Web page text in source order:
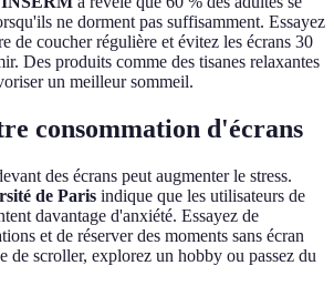
ne dorment pas suffisamment. Essayez
de coucher régulière et évitez les écrans 30
Des produits comme des tisanes relaxantes
un meilleur sommeil.
consommation d'écrans
des écrans peut augmenter le stress.
de Paris indique que les utilisateurs de
davantage d'anxiété. Essayez de
et de réserver des moments sans écran
de scroller, explorez un hobby ou passez du